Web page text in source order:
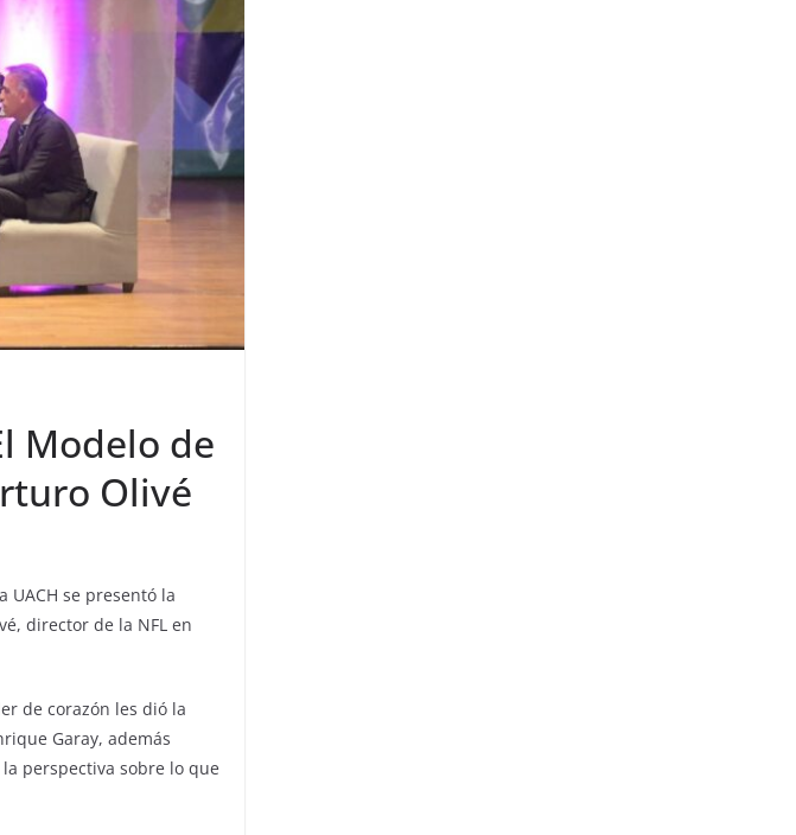
Modelo de
Olivé
se presentó la
director de la NFL en
de corazón les dió la
Garay, además
perspectiva sobre lo que